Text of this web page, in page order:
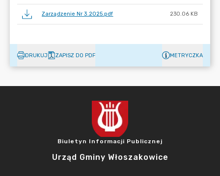
Zarządzenie Nr 3.2025.pdf 230.06 KB
DRUKUJ ZAPISZ DO PDF METRYCZKA
Biuletyn Informacji Publicznej
Urząd Gminy Włoszakowice